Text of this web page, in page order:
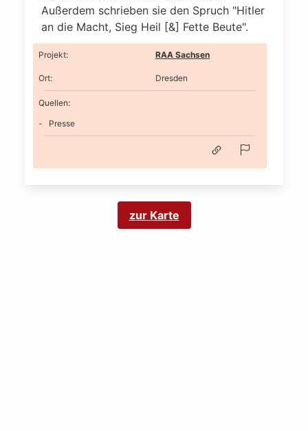
Außerdem schrieben sie den Spruch "Hitler
an die Macht, Sieg Heil [&] Fette Beute".
Projekt: RAA Sachsen
Ort: Dresden
Quellen:
Presse
zur Karte